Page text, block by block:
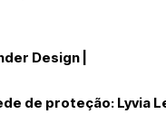
Design |
de proteção: Lyvia